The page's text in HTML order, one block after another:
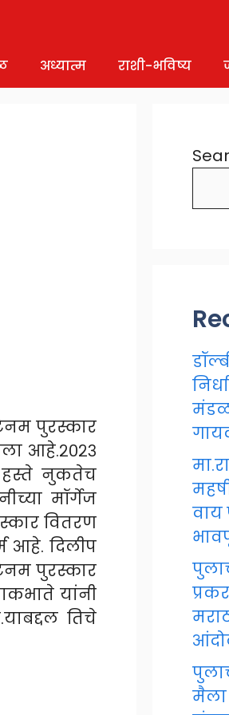
अध्यात्म राशी-भविष्य
पुरस्कार
आहे.२०२३
हस्ते नुकतेच
मॉर्गेज
वितरण
आहे. दिलीप
पुरस्कार
यांनी
तिचे
वाय
मैला